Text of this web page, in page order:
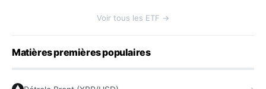
Voir tous les ETF →
Matières premières populaires